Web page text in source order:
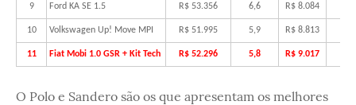
9 Ford KA SE 1.5 R$ 53.356 6,6 R$ 8.084
10 Volkswagen Up! Move MPI R$ 51.995 5,9 R$ 8.813
11 Fiat Mobi 1.0 GSR + Kit Tech R$ 52.296 5,8 R$ 9.017
O Polo e Sandero são os que apresentam os melhores